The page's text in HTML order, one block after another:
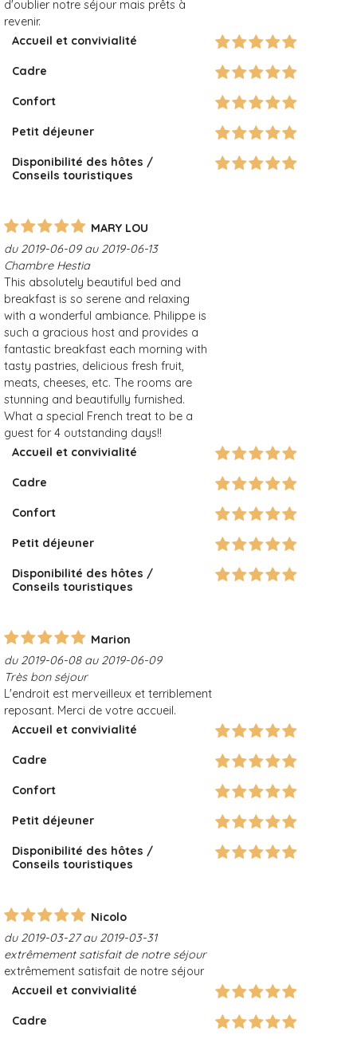
d'oublier notre séjour mais prêts à
revenir.
Accueil et convivialité
Cadre
Confort
Petit déjeuner
Disponibilité des hôtes /
Conseils touristiques
MARY LOU
du 2019-06-09 au 2019-06-13
Chambre Hestia
This absolutely beautiful bed and
breakfast is so serene and relaxing
with a wonderful ambiance. Philippe is
such a gracious host and provides a
fantastic breakfast each morning with
tasty pastries, delicious fresh fruit,
meats, cheeses, etc. The rooms are
stunning and beautifully furnished.
What a special French treat to be a
guest for 4 outstanding days!!
Accueil et convivialité
Cadre
Confort
Petit déjeuner
Disponibilité des hôtes /
Conseils touristiques
Marion
du 2019-06-08 au 2019-06-09
Très bon séjour
L'endroit est merveilleux et terriblement
reposant. Merci de votre accueil.
Accueil et convivialité
Cadre
Confort
Petit déjeuner
Disponibilité des hôtes /
Conseils touristiques
Nicolo
du 2019-03-27 au 2019-03-31
extrêmement satisfait de notre séjour
extrêmement satisfait de notre séjour
Accueil et convivialité
Cadre